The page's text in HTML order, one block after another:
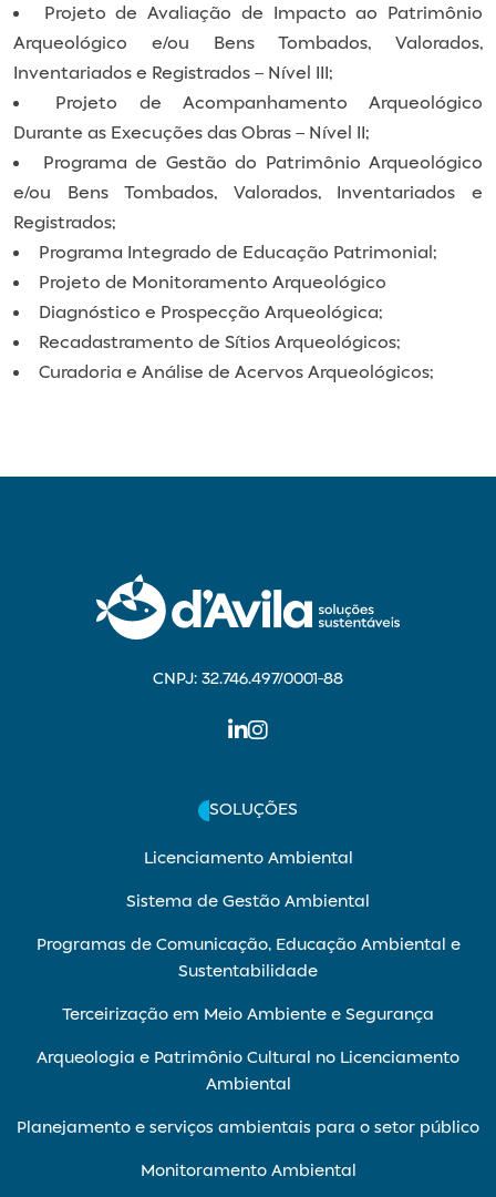
Projeto de Avaliação de Impacto ao Patrimônio
Arqueológico e/ou Bens Tombados, Valorados,
Inventariados e Registrados – Nível III;
Projeto de Acompanhamento Arqueológico
Durante as Execuções das Obras – Nível II;
Programa de Gestão do Patrimônio Arqueológico
e/ou Bens Tombados, Valorados, Inventariados e
Registrados;
Programa Integrado de Educação Patrimonial;
Projeto de Monitoramento Arqueológico
Diagnóstico e Prospecção Arqueológica;
Recadastramento de Sítios Arqueológicos;
Curadoria e Análise de Acervos Arqueológicos;
CNPJ: 32.746.497/0001-88
SOLUÇÕES
Licenciamento Ambiental
Sistema de Gestão Ambiental
Programas de Comunicação, Educação Ambiental e
Sustentabilidade
Terceirização em Meio Ambiente e Segurança
Arqueologia e Patrimônio Cultural no Licenciamento
Ambiental
Planejamento e serviços ambientais para o setor público
Monitoramento Ambiental